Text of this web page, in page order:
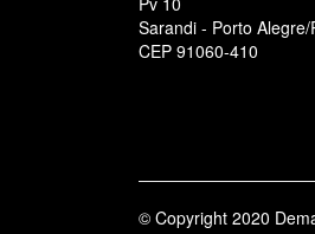
Sarandi - Porto Alegre/
CEP 91060-410
© Copyright 2020